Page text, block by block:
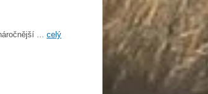
... celý